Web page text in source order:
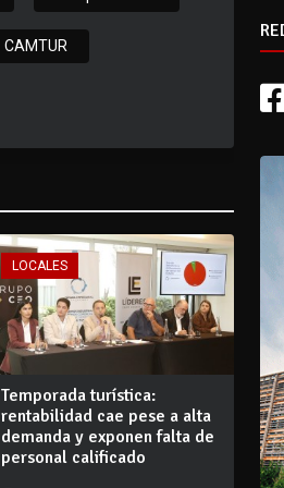
CAMTUR
LOCALES
Temporada turística:
rentabilidad cae pese a alta
demanda y exponen falta de
personal calificado